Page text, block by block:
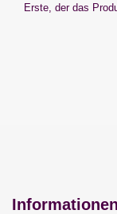
Erste, der das
Informationen